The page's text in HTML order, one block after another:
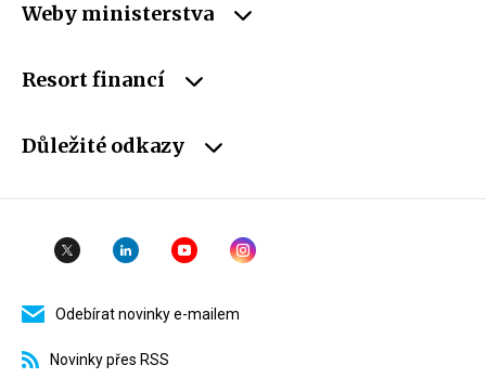
Weby ministerstva
Resort financí
Důležité odkazy
Odebírat novinky e-mailem
Novinky přes RSS